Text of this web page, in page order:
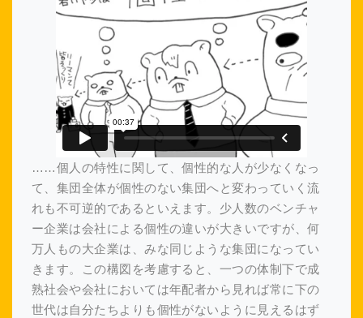
……個人の特性に関して、個性的な人が少なくなっ
て、集団全体が個性のない集団へと変わっていく流
れも不可逆的であるといえます。少人数のベンチャ
ー企業は会社による個性の違いが大きいですが、何
万人もの大企業は、みな同じような集団になってい
きます。この構図を考慮すると、一つの体制下で成
熟社会や会社においては年配者から見れば常に下の
世代は自分たちよりも個性がないように見えるはず